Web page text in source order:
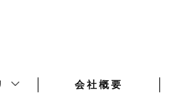
会社概要